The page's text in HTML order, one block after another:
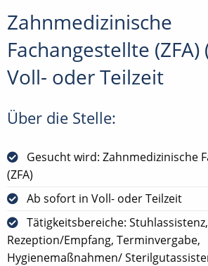
Zahnmedizinische
Fachangestellte
Voll- oder Teilzeit
Über die Stelle:
Gesucht wird: Zahnmedizinische
(ZFA)
Ab sofort in Voll- oder Teilzeit
Tätigkeitsbereiche: Stuhlassistenz,
Rezeption/Empfang, Terminvergabe,
Hygienemaßnahmen/